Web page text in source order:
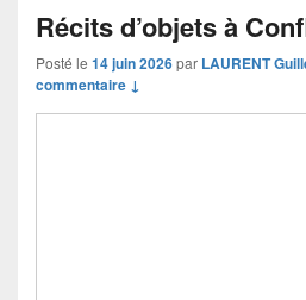
Récits d’objets à
Posté le 14 juin 2026par LAURENT
commentaire ↓